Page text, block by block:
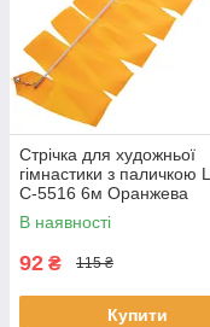
Стрічка для художньої
гімнастики з паличкою
C-5516 6м Оранжева
В наявності
92 ₴ 115 ₴
Купити